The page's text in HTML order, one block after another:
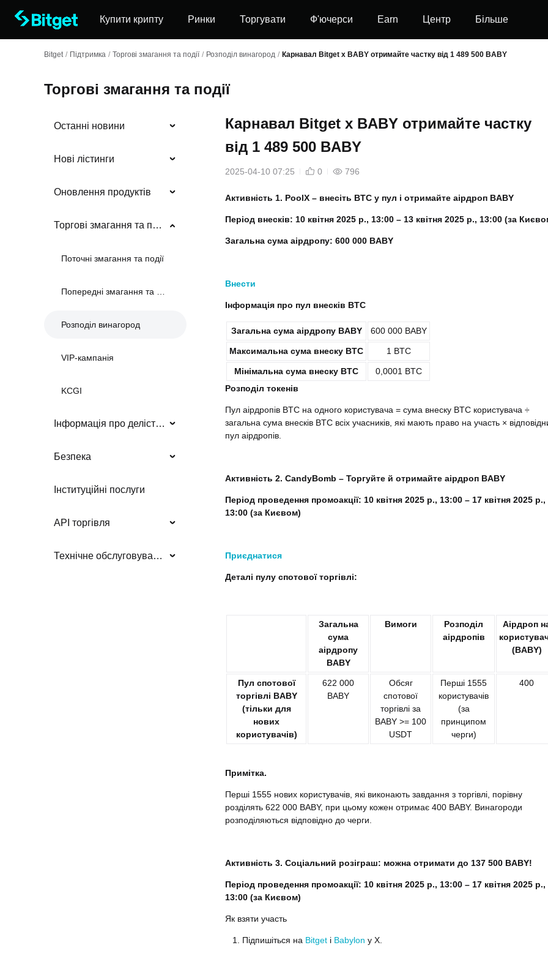
Купити крипту Ринки Торгувати Ф'ючерси Earn Центр Більше
Bitget / Підтримка / Торгові змагання та події / Розподіл винагород / Карнавал Bitget x BABY отримайте частку від 1 489 500 BABY
Торгові змагання та події
Останні новини
Нові лістинги
Оновлення продуктів
Торгові змагання та події
Поточні змагання та події
Попередні змагання та події
Розподіл винагород
VIP-кампанія
KCGI
Інформація про делістинг
Безпека
Інституційні послуги
API торгівля
Технічне обслуговування/оновлення системи
Карнавал Bitget x BABY отримайте частку
від 1 489 500 BABY
2025-04-10 07:25 0 796
Активність 1. PoolX – внесіть BTC у пул і отримайте аірдроп BABY
Період внесків: 10 квітня 2025 р., 13:00 – 13 квітня 2025 р., 13:00 (за
Загальна сума аірдропу: 600 000 BABY
Внести
Інформація про пул внесків BTC
Загальна сума аірдропу BABY 600 000 BABY
Максимальна сума внеску BTC 1 BTC
Мінімальна сума внеску BTC
0,0001 BTC
Розподіл токенів
Пул аірдропів BTC на одного користувача = сума внеску BTC користувача ÷
загальна сума внесків BTC всіх учасників, які мають право на участь ×
пул аірдропів.
Активність 2. CandyBomb – Торгуйте й отримайте аірдроп BABY
Період проведення промоакції: 10 квітня 2025 р., 13:00 – 17 квітня 2025 р.,
13:00 (за Києвом)
Приєднатися
Деталі пулу спотової торгівлі:
Загальна
сума
аірдропу
BABY
Вимоги
Розподіл
аірдропів
Аірдроп
(BABY)
Пул спотової
торгівлі BABY
(тільки для
нових
користувачів)
622 000
BABY
Обсяг
спотової
торгівлі за
BABY >= 100
USDT
Перші 1555
користувачів
(за
принципом
черги)
400
Примітка.
Перші 1555 нових користувачів, які виконають завдання з торгівлі, порівну
розділять 622 000 BABY, при цьому кожен отримає 400 BABY. Винагороди
розподіляються відповідно до черги.
Активність 3. Соціальний розіграш: можна отримати до 137 500 BABY!
Період проведення промоакції: 10 квітня 2025 р., 13:00 – 17 квітня 2025 р.,
13:00 (за Києвом)
Як взяти участь
Підпишіться на Bitget і Babylon у X.